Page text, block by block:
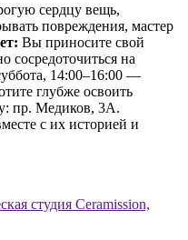
сердцу вещь,
повреждения, мастер
Вы приносите свой
сосредоточиться на
14:00–16:00 —
глубже освоить
пр. Медиков, 3А.
с их историей и
студия Ceramission,